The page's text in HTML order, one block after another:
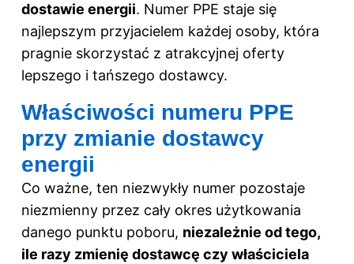
dostawie energii. Numer PPE staje się
najlepszym przyjacielem każdej osoby, która
pragnie skorzystać z atrakcyjnej oferty
lepszego i tańszego dostawcy.
Właściwości numeru PPE
przy zmianie dostawcy
energii
Co ważne, ten niezwykły numer pozostaje
niezmienny przez cały okres użytkowania
danego punktu poboru, niezależnie od tego,
ile razy zmienię dostawcę czy właściciela